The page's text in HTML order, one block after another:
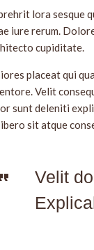
lora sesque
iure rerum.
cupiditate.
placeat qui
Velit
sunt deleniti
sit atque
Velit